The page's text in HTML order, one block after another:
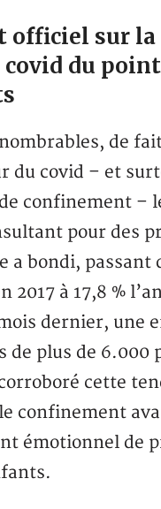
officiel sur la
du point
de
du covid – et
confinement –
pour des
a bondi, passant
2017 à 17,8 %
dernier, une
de plus de 6.000
cette
confinement
émotionnel de